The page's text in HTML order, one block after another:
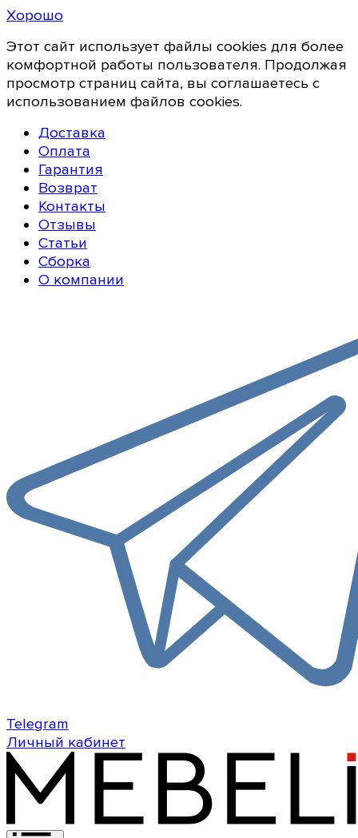
Хорошо
Этот сайт использует файлы cookies для более
комфортной работы пользователя. Продолжая
просмотр страниц сайта, вы соглашаетесь с
использованием файлов cookies.
Доставка
Оплата
Гарантия
Возврат
Контакты
Отзывы
Статьи
Сборка
О компании
Telegram
Личный кабинет